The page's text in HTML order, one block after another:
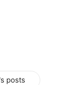
posts